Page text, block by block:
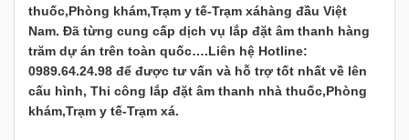
thuốc,Phòng khám,Trạm y tế-Trạm xáhàng đầu Việt
Nam. Đã từng cung cấp dịch vụ lắp đặt âm thanh hàng
trăm dự án trên toàn quốc….Liên hệ Hotline:
0989.64.24.98 để được tư vấn và hỗ trợ tốt nhất về lên
cấu hình, Thi công lắp đặt âm thanh nhà thuốc,Phòng
khám,Trạm y tế-Trạm xá.